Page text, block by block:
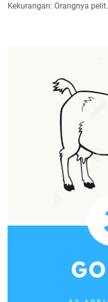
Kekurangan: Orangnya pelit.